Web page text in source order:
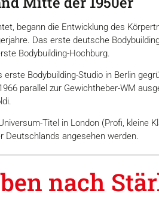
begann die Entwicklung des
Das erste deutsche
Bodybuilding-Hochburg.
Bodybuilding-Studio in Berlin
parallel zur Gewichtheber-WM
Titel in London (Profi, kleine
Deutschlands angesehen werden.
nach